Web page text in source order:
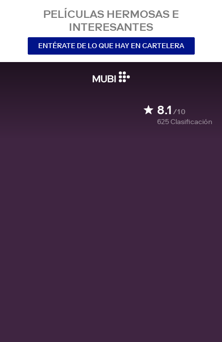
PELÍCULAS HERMOSAS E
INTERESANTES
ENTÉRATE DE LO QUE HAY EN CARTELERA
8.1 /10
625Clasificación